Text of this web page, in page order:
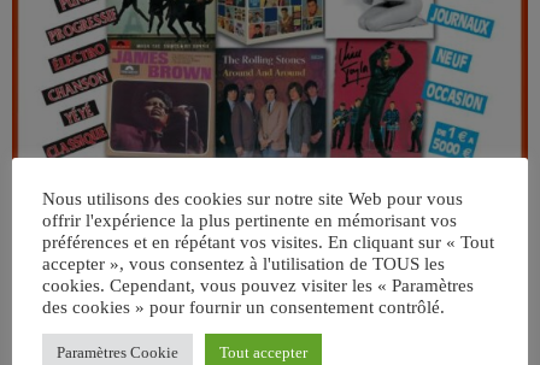
Nous utilisons des cookies sur notre site Web pour vous
offrir l'expérience la plus pertinente en mémorisant vos
préférences et en répétant vos visites. En cliquant sur « Tout
accepter », vous consentez à l'utilisation de TOUS les
cookies. Cependant, vous pouvez visiter les « Paramètres
des cookies » pour fournir un consentement contrôlé.
Paramètres Cookie Tout accepter